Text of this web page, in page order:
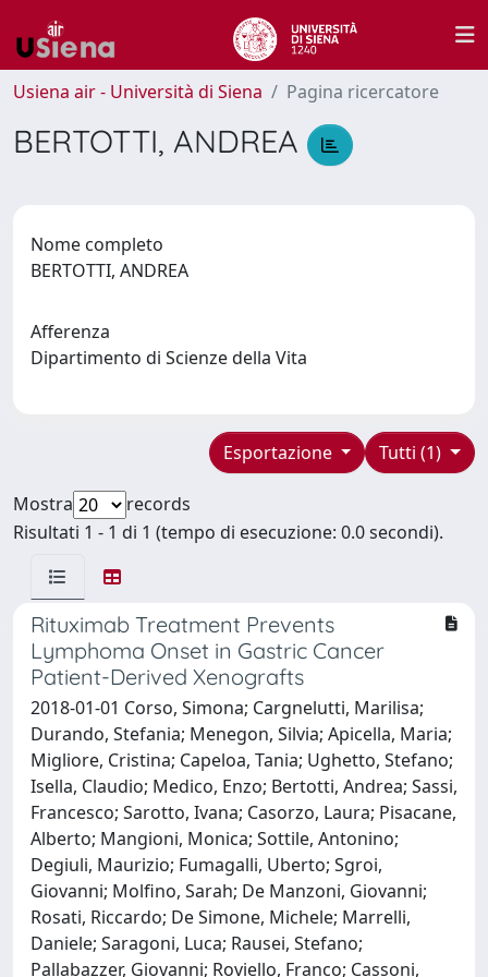
Usiena air - Università di Siena Pagina ricercatore
BERTOTTI, ANDREA
Nome completo
BERTOTTI, ANDREA
Afferenza
Dipartimento di Scienze della Vita
Tutti (1)
Esportazione
Mostra
records
Risultati 1 - 1 di 1 (tempo di esecuzione: 0.0 secondi).
Rituximab Treatment Prevents
Lymphoma Onset in Gastric Cancer
Patient-Derived Xenografts
2018-01-01 Corso, Simona; Cargnelutti, Marilisa;
Durando, Stefania; Menegon, Silvia; Apicella, Maria;
Migliore, Cristina; Capeloa, Tania; Ughetto, Stefano;
Isella, Claudio; Medico, Enzo; Bertotti, Andrea; Sassi,
Francesco; Sarotto, Ivana; Casorzo, Laura; Pisacane,
Alberto; Mangioni, Monica; Sottile, Antonino;
Degiuli, Maurizio; Fumagalli, Uberto; Sgroi,
Giovanni; Molfino, Sarah; De Manzoni, Giovanni;
Rosati, Riccardo; De Simone, Michele; Marrelli,
Daniele; Saragoni, Luca; Rausei, Stefano;
Pallabazzer, Giovanni; Roviello, Franco; Cassoni,